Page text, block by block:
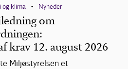
og klima • Nyheder
om
krav 12. august 2026
Miljøstyrelsen et